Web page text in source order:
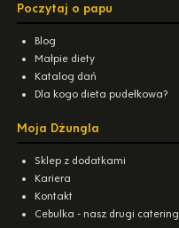
Poczytaj o papu
Blog
Małpie diety
Katalog dań
Dla kogo dieta pudełkowa?
Moja Dżungla
Sklep z dodatkami
Kariera
Kontakt
Cebulka - nasz drugi catering